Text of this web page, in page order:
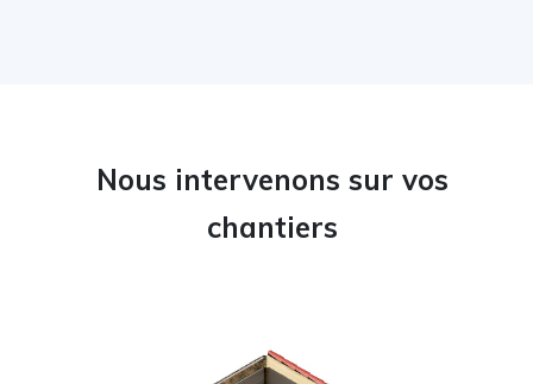
Nous intervenons sur vos
chantiers